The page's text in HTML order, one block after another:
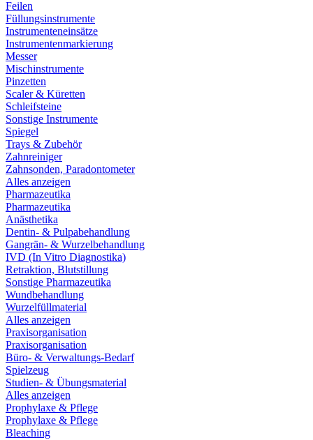
Feilen
Füllungsinstrumente
Instrumenteneinsätze
Instrumentenmarkierung
Messer
Mischinstrumente
Pinzetten
Scaler & Küretten
Schleifsteine
Sonstige Instrumente
Spiegel
Trays & Zubehör
Zahnreiniger
Zahnsonden, Paradontometer
Alles anzeigen
Pharmazeutika
Pharmazeutika
Anästhetika
Dentin- & Pulpabehandlung
Gangrän- & Wurzelbehandlung
IVD (In Vitro Diagnostika)
Retraktion, Blutstillung
Sonstige Pharmazeutika
Wundbehandlung
Wurzelfüllmaterial
Alles anzeigen
Praxisorganisation
Praxisorganisation
Büro- & Verwaltungs-Bedarf
Spielzeug
Studien- & Übungsmaterial
Alles anzeigen
Prophylaxe & Pflege
Prophylaxe & Pflege
Bleaching